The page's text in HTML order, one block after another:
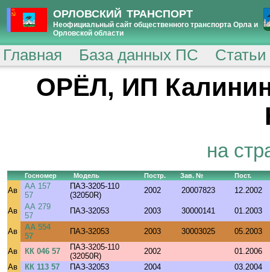
ОРЛОВСКИЙ ТРАНСПОРТ
Неофициальный сайт общественного транспорта Орла и
Орловской области
Главная База данных ПС
ОРЁЛ, ИП
на
Госномер Модель Постр. Зав. № Пост.
Ав
АА 157
57
ПАЗ-3205-110
(32050R)
2002 20007823 12.2002
Ав
АА 279
57
ПАЗ-32053 2003 30000141 01.2003
Ав
АА 554
57
ПАЗ-32053 2003 30003025 05.2003
Ав КК 046 57
ПАЗ-3205-110
(32050R)
2002
01.2006
Ав
КК 113 57 ПАЗ-32053 2004
03.2004